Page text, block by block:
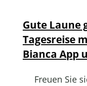
Gute Laune
Tagesreise
Bianca App
Freuen Sie